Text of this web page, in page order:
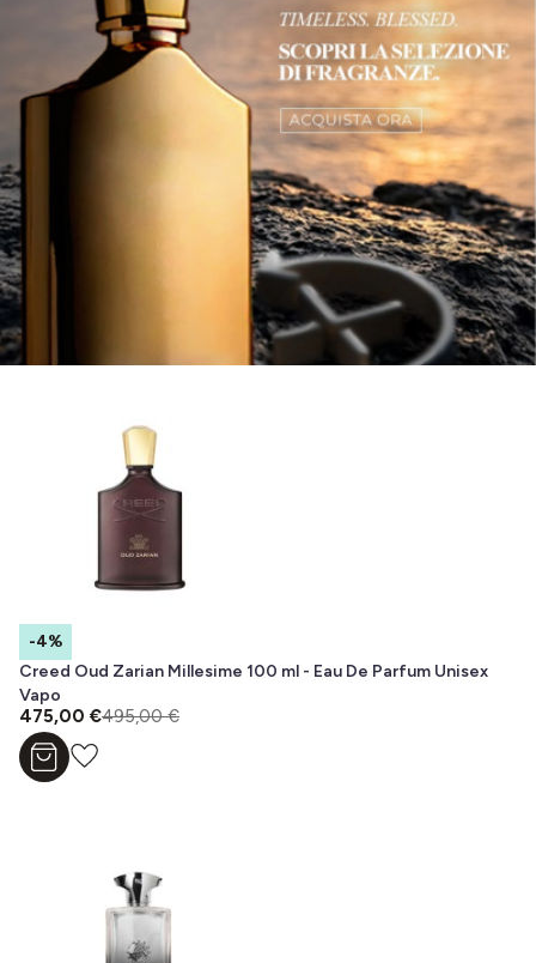
-4%
Creed Oud Zarian Millesime 100 ml - Eau De Parfum Unisex
Vapo
495,00 €
475,00 €
Aggiungi al carrello